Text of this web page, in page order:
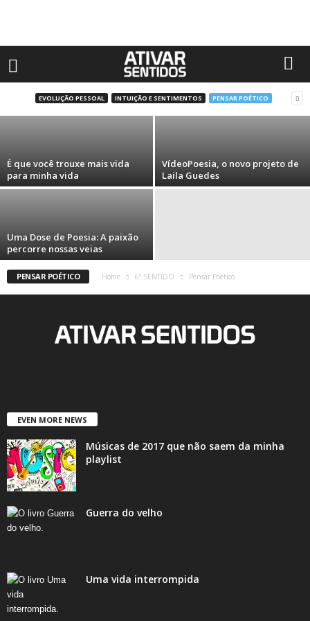
EVOLUÇÃO PESSOAL INTUIÇÃO E SENTIMENTOS PENSAR POÉTICO
O homem que não sabia abraçar
Edvando Junior
É que você trouxe mais vida
para minha vida
VídeoPoesia, o novo projeto de
Laila Guedes
Uma Dose de Poesia: A paixão
percorre nossas veias
PENSAR POÉTICO Home 6º SENTIDO Pensar Poético
EVEN MORE NEWS
Músicas de 2017 que não saem da minha
playlist
Guerra do velho
Uma vida interrompida